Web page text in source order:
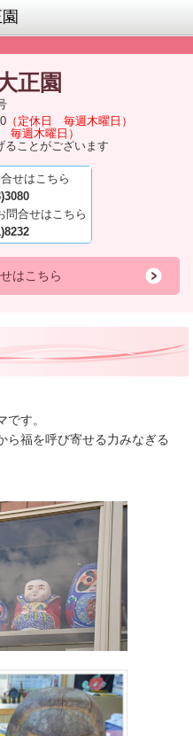
正園
（定休日 毎週木曜日）
毎週木曜日）
ることがございます
せはこちら
問合せはこちら
はこちら
す。
ら福を呼び寄せる力みなぎる